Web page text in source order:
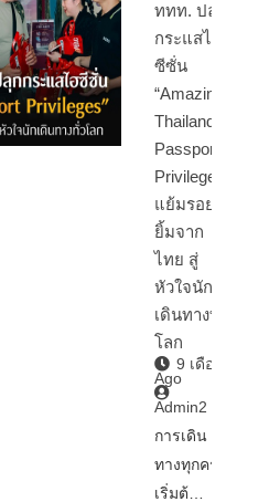
ททท. ปลุก
กระแสไฮ
ซีซั่น
“Amazing
Thailand
Passport
Privileges”
แย้มรอย
ยิ้มจาก
ไทย สู่
หัวใจนัก
เดินทางทั่ว
โลก
9 เดือน
Ago
Admin2
การเดิน
ทางทุกครั้ง
เริ่มต้…